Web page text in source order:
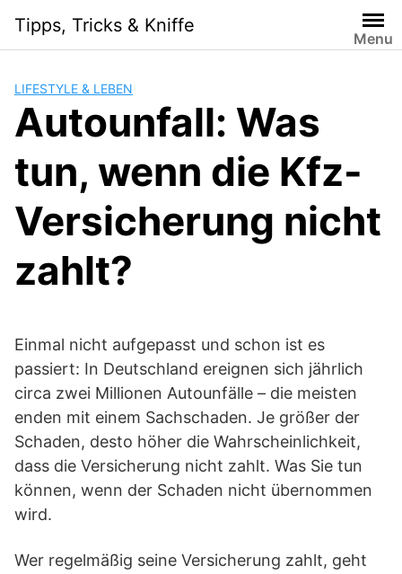
content
Tipps, Tricks & Kniffe
Menu
LIFESTYLE & LEBEN
Autounfall: Was
tun, wenn die Kfz-
Versicherung nicht
zahlt?
Einmal nicht aufgepasst und schon ist es
passiert: In Deutschland ereignen sich jährlich
circa zwei Millionen Autounfälle – die meisten
enden mit einem Sachschaden. Je größer der
Schaden, desto höher die Wahrscheinlichkeit,
dass die Versicherung nicht zahlt. Was Sie tun
können, wenn der Schaden nicht übernommen
wird.
Wer regelmäßig seine Versicherung zahlt, geht